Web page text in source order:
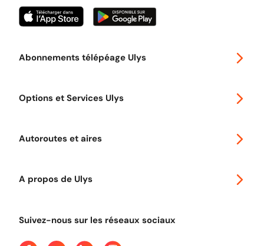
Abonnements télépéage Ulys
Options et Services Ulys
Autoroutes et aires
A propos de Ulys
Suivez-nous sur les réseaux sociaux